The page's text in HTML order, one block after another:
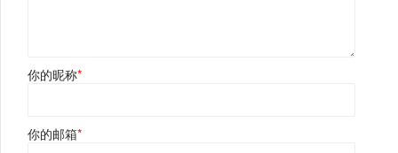
你的昵称*
你的邮箱*